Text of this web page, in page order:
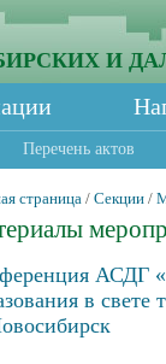
И
Перечень актов
страница / Секции /
АСДГ
в свете